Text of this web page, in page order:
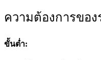
ความต้องการของ
ขั้นต่ำ: